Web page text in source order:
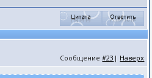
Сообщение#23 | Наверх